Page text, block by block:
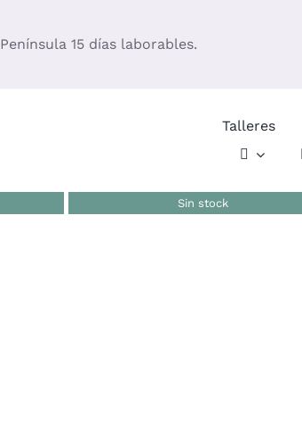
15 días laborables.
Talleres
Sin stock